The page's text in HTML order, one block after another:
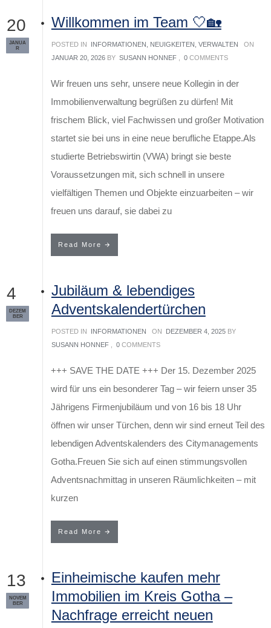
20
JANUA
R
Willkommen im Team 🤍🏡
POSTED IN INFORMATIONEN NEUIGKEITEN VERWALTEN ON
JANUAR 20, 2026 BY SUSANN HONNEF, 0COMMENTS
Wir freuen uns sehr, unsere neue Kollegin in der
Immobilienverwaltung begrüßen zu dürfen! Mit
frischem Blick, viel Fachwissen und großer Motivation
startet sie bei uns in eine neue berufliche Etappe.Als
studierte Betriebswirtin (VWA) bringt sie beste
Voraussetzungen mit, sich schnell in unsere
vielfältigen Themen und Objekte einzuarbeiten – wir
freuen uns darauf, sie dabei zu
Read More
4
DEZEM
BER
Jubiläum & lebendiges
Adventskalendertürchen
POSTED IN INFORMATIONEN ON DEZEMBER 4, 2025 BY
SUSANN HONNEF, 0COMMENTS
+++ SAVE THE DATE +++ Der 15. Dezember 2025
wird für uns ein besonderer Tag – wir feiern unser 35
Jährigens Firmenjubiläum und von 16 bis 18 Uhr
öffnen wir unser Türchen, denn wir sind erneut Teil des
lebendigen Adventskalenders des Citymanagements
Gotha.Freuen Sie sich auf einen stimmungsvollen
Adventsnachmittag in unseren Räumlichkeiten – mit
kurzen
Read More
13
NOVEM
BER
Einheimische kaufen mehr
Immobilien im Kreis Gotha –
Nachfrage erreicht neuen